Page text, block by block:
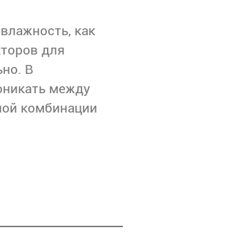
как
для
В
между
комбинации